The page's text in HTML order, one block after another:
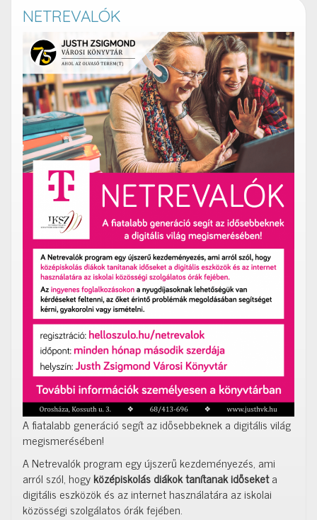
NETREVALÓK
A fiatalabb generáció segít az idősebbeknek a digitális világ
megismerésében!
A Netrevalók program egy újszerű kezdeményezés, ami
arról szól, hogyközépiskolás diákok tanítanak időseketa
digitális eszközök és az internet használatára az iskolai
közösségi szolgálatos órák fejében.